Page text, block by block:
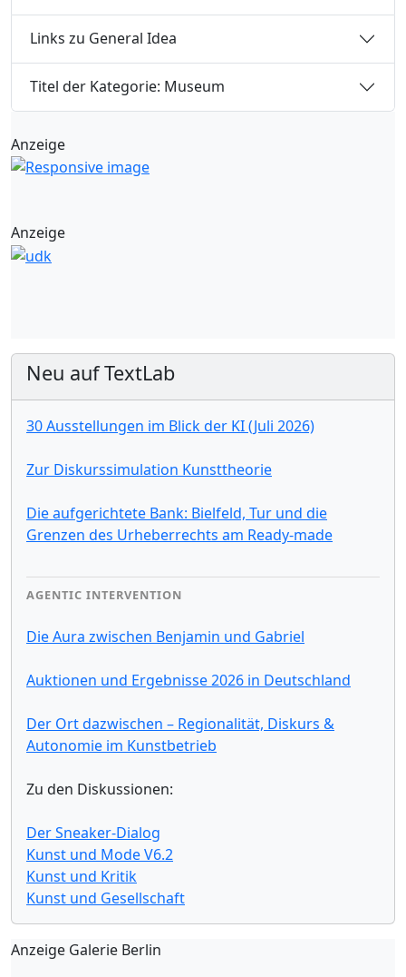
Links zu General Idea
Titel der Kategorie: Museum
Anzeige
Anzeige
Neu auf TextLab
30 Ausstellungen im Blick der KI (Juli 2026)
Zur Diskurssimulation Kunsttheorie
Die aufgerichtete Bank: Bielfeld, Tur und die
Grenzen des Urheberrechts am Ready-made
AGENTIC INTERVENTION
Die Aura zwischen Benjamin und Gabriel
Auktionen und Ergebnisse 2026 in Deutschland
Der Ort dazwischen – Regionalität, Diskurs &
Autonomie im Kunstbetrieb
Zu den Diskussionen:
Der Sneaker-Dialog
Kunst und Mode V6.2
Kunst und Kritik
Kunst und Gesellschaft
Anzeige Galerie Berlin